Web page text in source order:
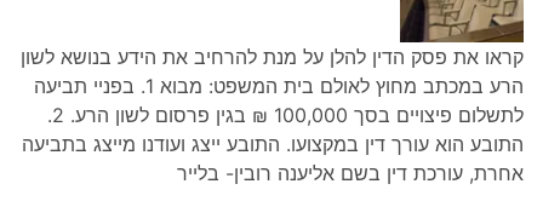
קראו את פסק הדין להלן על מנת להרחיב את הידע בנושא לשון
הרע במכתב מחוץ לאולם בית המשפט: מבוא 1. בפניי תביעה
לתשלום פיצויים בסך 100,000 ₪ בגין פרסום לשון הרע. 2.
התובע הוא עורך דין במקצועו. התובע ייצג ועודנו מייצג בתביעה
אחרת, עורכת דין בשם אליענה רובין- בלייר